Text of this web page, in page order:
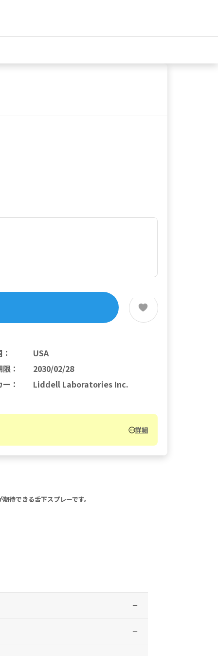
：
USA
限：
2030/02/28
ー ： Liddell Laboratories Inc.
詳細
待できる舌下スプレーです。